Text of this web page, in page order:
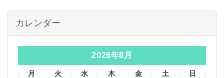
カレンダー
2026年8月
月 火 水 木 金 土 日